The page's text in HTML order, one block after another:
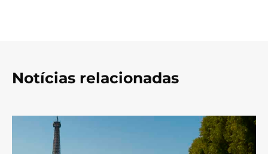
Notícias relacionadas